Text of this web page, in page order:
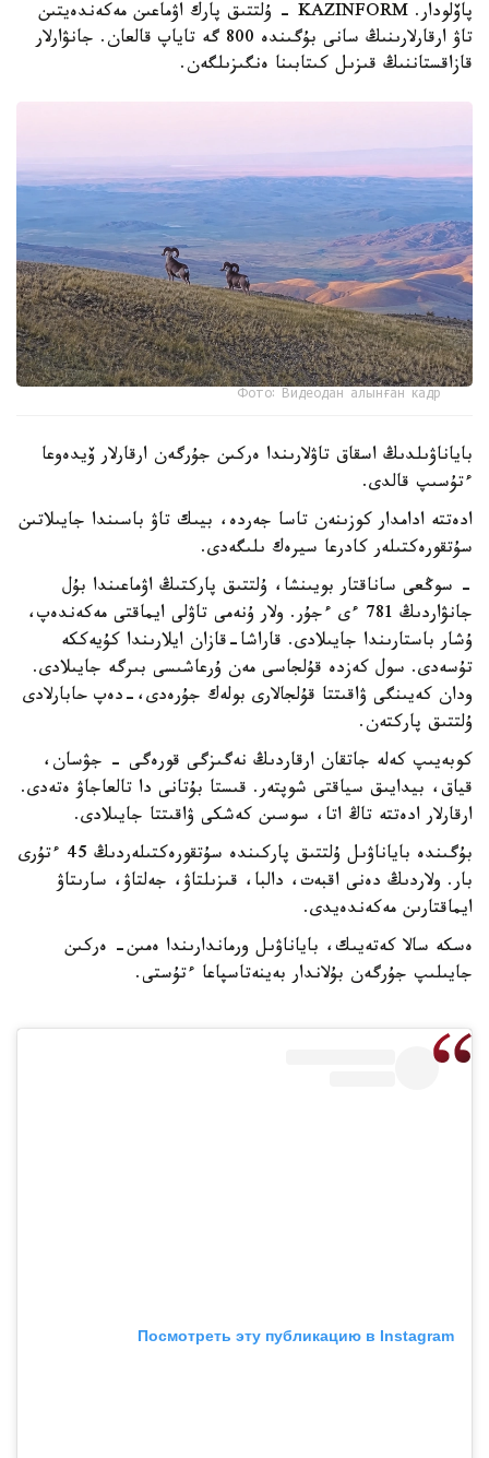
پاۆلودار. KAZINFORM - ۇلتتىق پارك اۋماعىن مەكەندەيتىن
تاۋ ارقارلارىنىڭ سانى بۇگىندە 800 گە تاياپ قالعان. جانۋارلار
قازاقستاننىڭ قىزىل كىتابىنا ەنگىزىلگەن.
Фото: Видеодан алынған кадр
باياناۋىلدىڭ اسقاق تاۋلارىندا ەركىن جۇرگەن ارقارلار ۆيدەوعا
ءتۇسىپ قالدى.
ادەتتە ادامدار كوزىنەن تاسا جەردە، بيىك تاۋ باسىندا جايىلاتىن
سۇتقورەكتىلەر كادرعا سيرەك ىلىگەدى.
- سوڭعى ساناقتار بويىنشا، ۇلتتىق پاركتىڭ اۋماعىندا بۇل
جانۋاردىڭ 781 ءى ءجۇر. ولار ۇنەمى تاۋلى ايماقتى مەكەندەپ،
ۇشار باستارىندا جايىلادى. قاراشا-قازان ايلارىندا كۇيەككە
تۇسەدى. سول كەزدە قۇلجاسى مەن ۇرعاشىسى بىرگە جايىلادى.
ودان كەيىنگى ۋاقىتتا قۇلجالارى بولەك جۇرەدى،-دەپ حابارلادى
ۇلتتىق پاركتەن.
كوبەيىپ كەلە جاتقان ارقاردىڭ نەگىزگى قورەگى - جۋسان،
قياق، بيدايىق سياقتى شوپتەر. قىستا بۇتانى دا تالعاجاۋ ەتەدى.
ارقارلار ادەتتە تاڭ اتا، سوسىن كەشكى ۋاقىتتا جايىلادى.
بۇگىندە باياناۋىل ۇلتتىق پاركىندە سۇتقورەكتىلەردىڭ 45 ءتۇرى
بار. ولاردىڭ دەنى اقبەت، دالبا، قىزىلتاۋ، جەلتاۋ، سارىتاۋ
ايماقتارىن مەكەندەيدى.
ەسكە سالا كەتەيىك، باياناۋىل ورماندارىندا ەمىن- ەركىن
جايىلىپ جۇرگەن بۇلاندار بەينەتاسپاعا ءتۇستى.
Посмотреть эту публикацию в Instagram